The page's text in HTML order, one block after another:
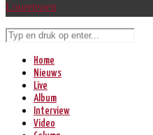
Lourenssen
Home
Nieuws
Live
Album
Interview
Video